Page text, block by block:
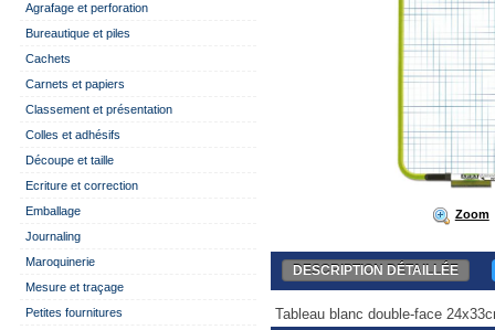
Agrafage et perforation
Bureautique et piles
Cachets
Carnets et papiers
Classement et présentation
Colles et adhésifs
Découpe et taille
Ecriture et correction
Emballage
Journaling
Maroquinerie
Mesure et traçage
Petites fournitures
Zoom
DESCRIPTION DÉTAILLÉE
Tableau blanc double-face